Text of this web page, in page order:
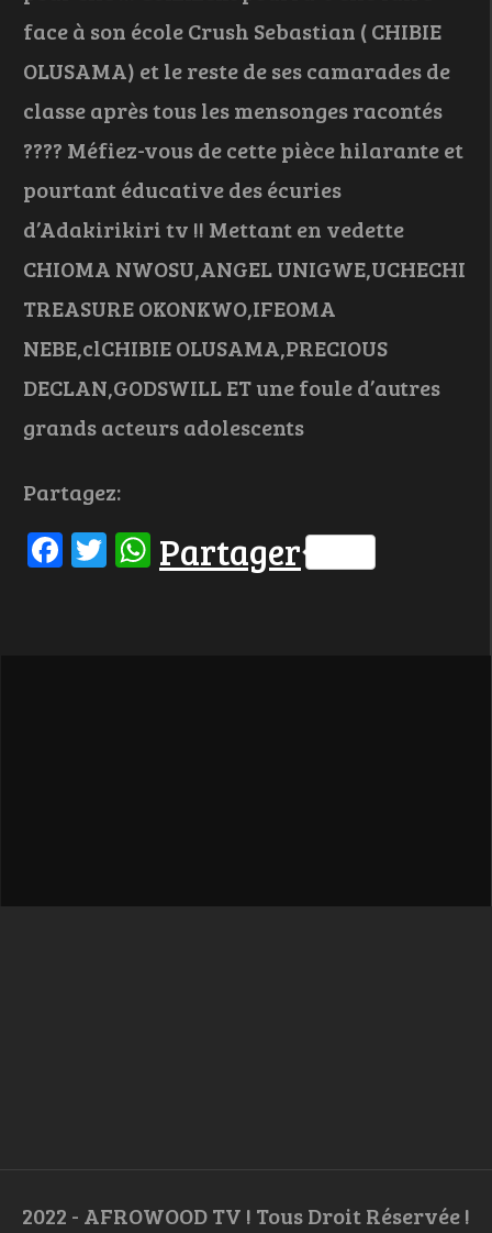
face à son école Crush Sebastian ( CHIBIE
OLUSAMA) et le reste de ses camarades de
classe après tous les mensonges racontés
???? Méfiez-vous de cette pièce hilarante et
pourtant éducative des écuries
d’Adakirikiri tv !! Mettant en vedette
CHIOMA NWOSU,ANGEL UNIGWE,UCHECHI
TREASURE OKONKWO,IFEOMA
NEBE,clCHIBIE OLUSAMA,PRECIOUS
DECLAN,GODSWILL ET une foule d’autres
grands acteurs adolescents
Partagez:
Facebook
Twitter
WhatsApp
Partager
2022 - AFROWOOD TV ! Tous Droit Réservée !